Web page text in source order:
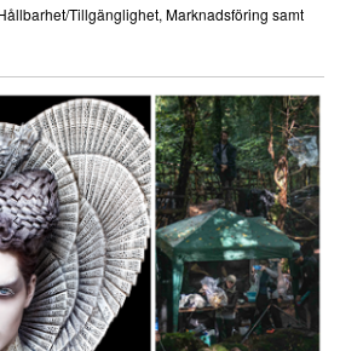
Tillgänglighet, Marknadsföring samt